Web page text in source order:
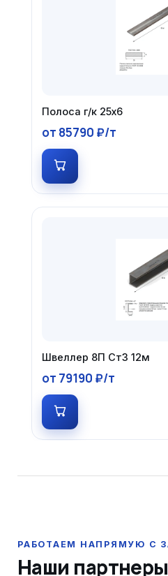
Полоса г/к 25х6
от 85790 ₽/т
Швеллер 8П Ст3 12м
от 79190 ₽/т
Наши партнеры